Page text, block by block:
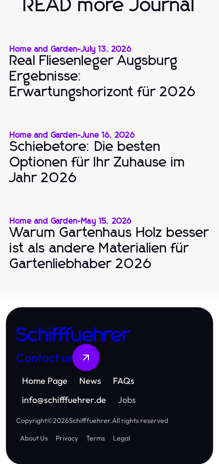
READ more Journal
Home and Garden-July 13, 2026
Real Fliesenleger Augsburg
Ergebnisse:
Erwartungshorizont für 2026
Home and Garden-June 16, 2026
Schiebetore: Die besten
Optionen für Ihr Zuhause im
Jahr 2026
Home and Garden-May 15, 2026
Warum Gartenhaus Holz besser
ist als andere Materialien für
Gartenliebhaber 2026
Schifffuehrer
Contact us
Home Page News
FAQs
info@schifffuehrer.de Jobs
Copyright©2026Schifffuehrer.All rights reserved
About Us
Privacy Terms Legal